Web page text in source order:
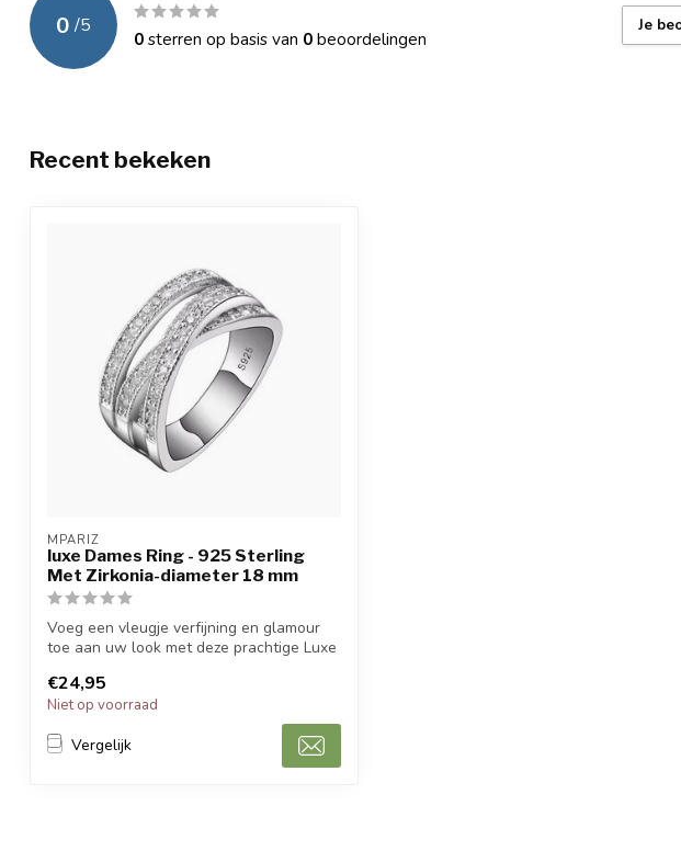
0 /5
0sterren op basis van 0beoordelingen
Je
Recent bekeken
MPARIZ
luxe Dames Ring - 925 Sterling
Met Zirkonia-diameter 18 mm
Voeg een vleugje verfijning en glamour
toe aan uw look met deze prachtige Luxe
€24,95
Niet op voorraad
Vergelijk